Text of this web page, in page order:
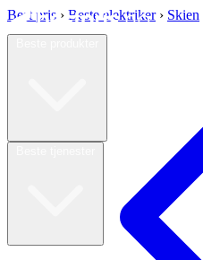
Best pris › Beste elektriker › Skien